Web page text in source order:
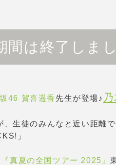
間は終了しま
46 賀喜遥香 先生が登場♪
、生徒のみんなと近い距離
」
『真夏の全国ツアー 2025』